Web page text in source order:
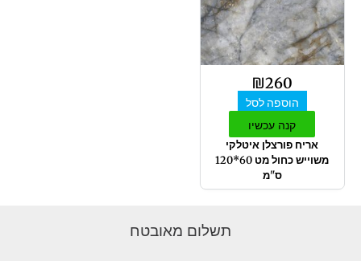
₪260
הוספה לסל
קנה עכשיו
אריח פורצלן איטלקי
משוייש כחול מט 60*120
ס"מ
תשלום מאובטח